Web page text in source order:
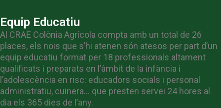
Equip Educatiu
Al CRAE Colònia Agrícola compta amb un total de 26
places, els nois que s’hi atenen són atesos per part d’un
equip educatiu format per 18 professionals altament
qualificats i preparats en l’àmbit de la infància i
l’adolescència en risc: educadors socials i personal
administratiu, cuinera… que presten servei 24 hores al
dia els 365 dies de l’any.